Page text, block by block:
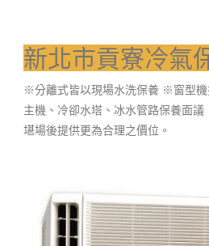
新北市貢寮冷氣
※分離式皆以現場水洗保養 ※窗型
主機、冷卻水塔、冰水管路保養面
堪場後提供更為合理之價位。